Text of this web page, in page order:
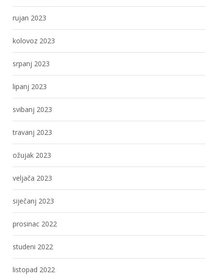
rujan 2023
kolovoz 2023
srpanj 2023
lipanj 2023
svibanj 2023
travanj 2023
ožujak 2023
veljača 2023
siječanj 2023
prosinac 2022
studeni 2022
listopad 2022